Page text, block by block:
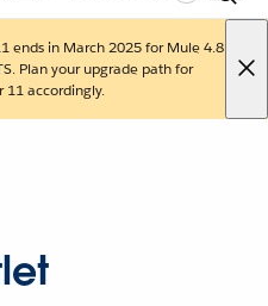
ends in March 2025 for Mule 4.8
Plan your upgrade path for
11 accordingly.